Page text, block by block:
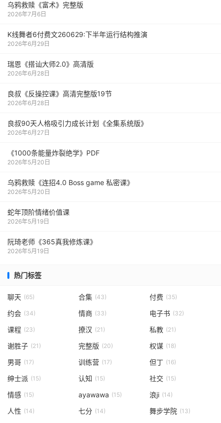
乌鸦救赎《富术》完整版
2026年7月6日
K线舞者6付费文260629:下半年运行结构推演
2026年6月29日
瑞恩《搭讪大师2.0》高清版
2026年6月28日
良叔《反操控课》高清完整版19节
2026年6月28日
良叔90天人格吸引力成长计划《全集系统版》
2026年6月27日
《1000‮能条‬‎量‮裂炸‬‎绝学》PDF
2026年5月20日
乌鸦救赎《连招4.0 Boss game 私密课》
2026年5月20日
蛇年顶阶情绪价值课
2026年5月19日
阮琦老师《365真我修炼课》
2026年5月19日
热门标签
聊天 (65) 合集 (43) 付费 (35)
约会 (34) 情商 (33) 电子书 (32)
课程 (23) 撩汉 (21) 私教 (21)
谢胜子 (21) 完整版 (20) 权谋 (18)
男哥 (17) 训练营 (17) 但丁 (16)
绅士派 (15) 认知 (15) 社交 (15)
情感 (15) ayawawa (15) 浪ji (14)
人性 (14) 七分 (14) 舞步学院 (13)